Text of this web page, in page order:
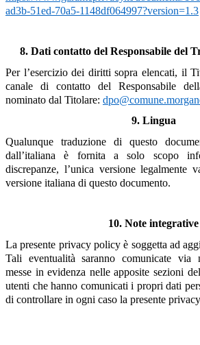
ad3b-51ed-70a5-1148df064997?version=1.3
8. Dati contatto del Responsabile del
Per l’esercizio dei diritti sopra elencati, il
canale di contatto del Responsabile
nominato dal Titolare:
9. Lingua
Qualunque traduzione di questo
dall’italiana è fornita a solo scopo
discrepanze, l’unica versione legalmente
versione italiana di questo documento.
10. Note integrative
La presente privacy policy è soggetta ad
Tali eventualità saranno comunicate via
messe in evidenza nelle apposite sezioni
utenti che hanno comunicati i propri dati
di controllare in ogni caso la presente